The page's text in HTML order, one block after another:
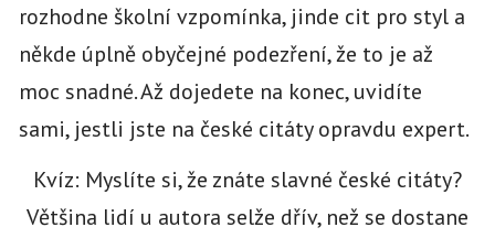
rozhodne školní vzpomínka, jinde cit pro styl a
někde úplně obyčejné podezření, že to je až
moc snadné. Až dojedete na konec, uvidíte
sami, jestli jste na české citáty opravdu expert.
Kvíz: Myslíte si, že znáte slavné české citáty?
Většina lidí u autora selže dřív, než se dostane